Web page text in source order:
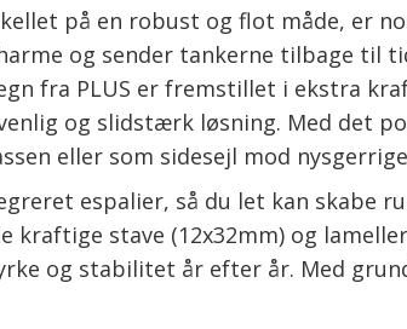
på en robust og flot måde, er
og sender tankerne tilbage til
fra PLUS er fremstillet i ekstra
og slidstærk løsning. Med det
eller som sidesejl mod
espalier, så du let kan skabe
kraftige stave (12x32mm) og
og stabilitet år efter år. Med